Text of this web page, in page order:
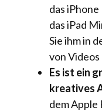
das
das iPad
Sie ihm in
von
Es ist ein
kreatives
dem Apple